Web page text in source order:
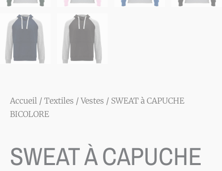
Accueil / Textiles /Vestes / SWEAT à CAPUCHE
BICOLORE
SWEAT À CAPUCHE